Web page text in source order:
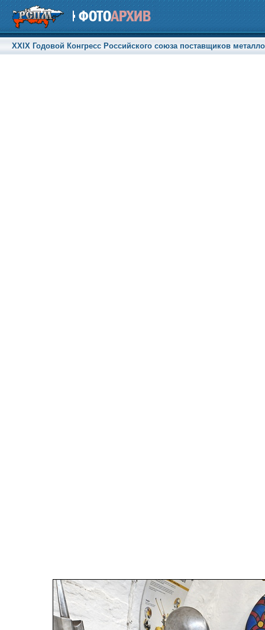
XXIX Годовой Конгресс Российского союза поставщиков